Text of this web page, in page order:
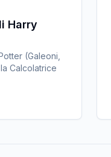
Harry
(Galeoni,
Calcolatrice